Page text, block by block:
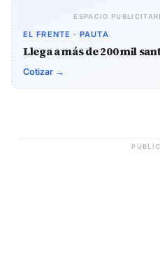
ESPACIO
EL FRENTE · PAUTA
Llega a más de 200 mil
Cotizar →